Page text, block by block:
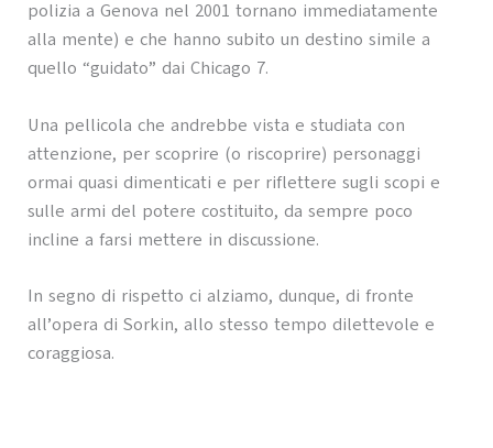
polizia a Genova nel 2001 tornano immediatamente
alla mente) e che hanno subito un destino simile a
quello “guidato” dai Chicago 7.
Una pellicola che andrebbe vista e studiata con
attenzione, per scoprire (o riscoprire) personaggi
ormai quasi dimenticati e per riflettere sugli scopi e
sulle armi del potere costituito, da sempre poco
incline a farsi mettere in discussione.
In segno di rispetto ci alziamo, dunque, di fronte
all’opera di Sorkin, allo stesso tempo dilettevole e
coraggiosa.